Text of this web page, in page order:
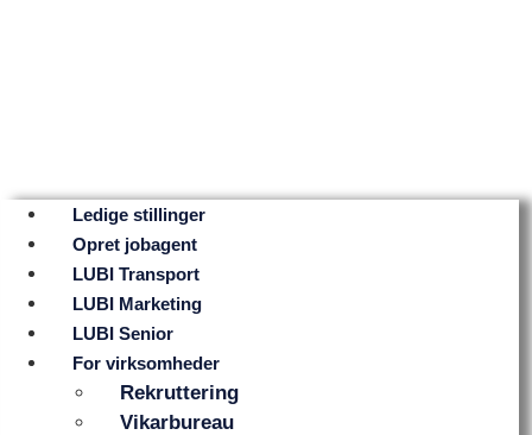
Ledige stillinger
Opret jobagent
LUBI Transport
LUBI Marketing
LUBI Senior
For virksomheder
Rekruttering
Vikarbureau